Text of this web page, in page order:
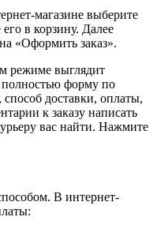
магазине выберите
в корзину. Далее
«Оформить заказ».
режиме выглядит
форму по
доставки, оплаты,
к заказу написать
вас найти. Нажмите
В интернет-